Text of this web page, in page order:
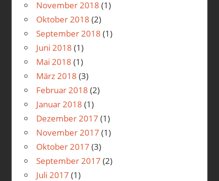
November 2018 (1)
Oktober 2018 (2)
September 2018 (1)
Juni 2018 (1)
Mai 2018 (1)
März 2018 (3)
Februar 2018 (2)
Januar 2018 (1)
Dezember 2017 (1)
November 2017 (1)
Oktober 2017 (3)
September 2017 (2)
Juli 2017 (1)